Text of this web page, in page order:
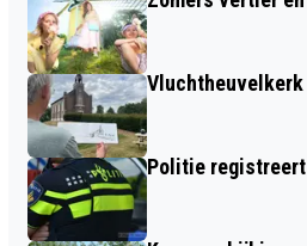
LET OP EXTRA
Vluchtheuvelkerk
Politie